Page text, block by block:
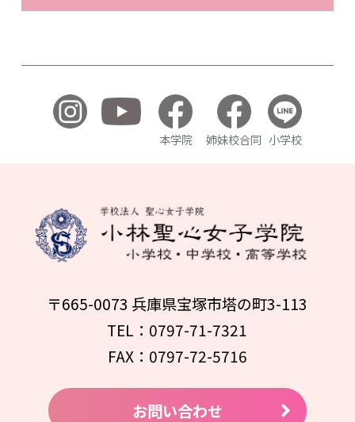
本学院 姉妹校合同 小学校
〒665-0073 兵庫県宝塚市塔の町3-113
TEL：0797-71-7321
FAX：0797-72-5716
お問い合わせ